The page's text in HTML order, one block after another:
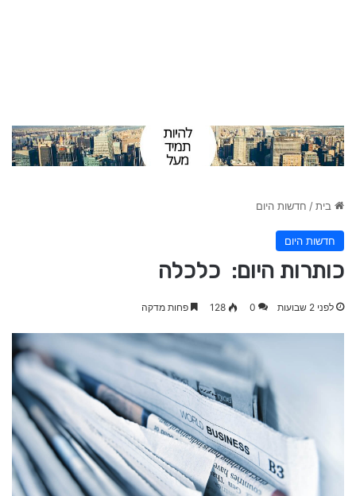
בית/ חדשות היום
חדשות היום
כותרות היום: כלכלה
לפני 2 שבועות 0
128 פחות מדקה